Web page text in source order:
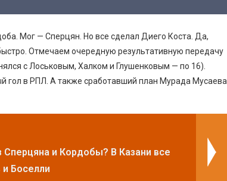
Мог — Сперцян. Но все сделал Диего Коста. Да,
Отмечаем очередную результативную передачу
с Лоськовым, Халком и Глушенковым — по 16).
гол в РПЛ. А также сработавший план Мурада Мусаева
Сперцяна и Кордобы? В Казани все
Боселли